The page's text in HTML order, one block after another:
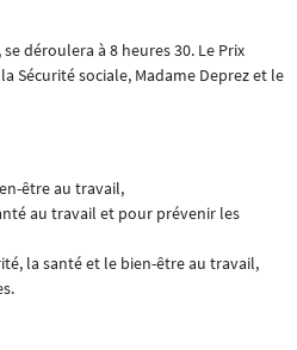
déroulera à 8 heures 30. Le Prix
Sécurité sociale, Madame Deprez et le
être au travail,
au travail et pour prévenir les
la santé et le bien-être au travail,